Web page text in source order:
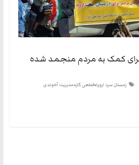
هم
به
استبداد
نه
و
به
کمک به مردم منجمد شده
زمستان سرد اروپا،قطعی گاز،مدیریت آخوندی